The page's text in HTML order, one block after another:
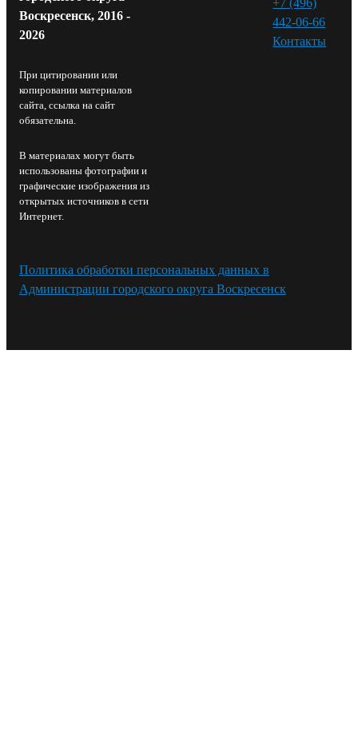
Воскресенск, 2016 -
2026
При цитировании или
копировании материалов
сайта, ссылка на сайт
обязательна.
В материалах могут быть
использованы фотографии и
графические изображения из
открытых источников в сети
Интернет.
442-06-66
Контакты⁠
Политика обработки персональных данных в
Администрации городского округа Воскресенск